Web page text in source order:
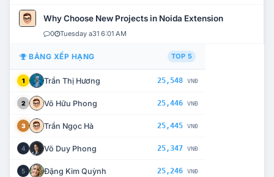
Why Choose New Projects in Noida Extension
0 Tuesday a31 6:01 AM
BẢNG XẾP HẠNG TOP 5
1 Trần Thị Hương 25,548 VNĐ
2 Võ Hữu Phong 25,446 VNĐ
3 Trần Ngọc Hà 25,445 VNĐ
4 Võ Duy Phong 25,347 VNĐ
5 Đặng Kim Quỳnh 25,246 VNĐ